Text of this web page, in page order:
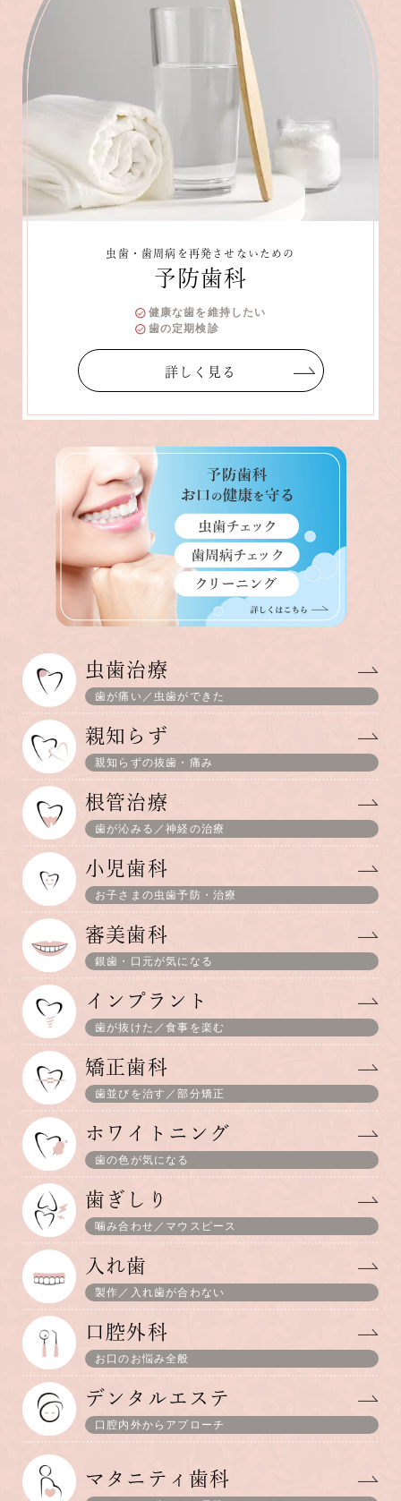
虫歯・歯周病を再発させないための
予防歯科
健康な歯を維持したい
歯の定期検診
詳しく見る
虫歯治療
歯が痛い／虫歯ができた
親知らず
親知らずの抜歯・痛み
根管治療
歯が沁みる／神経の治療
小児歯科
お子さまの虫歯予防・治療
審美歯科
銀歯・口元が気になる
インプラント
歯が抜けた／食事を楽む
矯正歯科
歯並びを治す／部分矯正
ホワイトニング
歯の色が気になる
歯ぎしり
噛み合わせ／マウスピース
入れ歯
製作／入れ歯が合わない
口腔外科
お口のお悩み全般
デンタルエステ
口腔内外からアプローチ
マタニティ歯科